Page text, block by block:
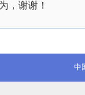
，谢谢！
中